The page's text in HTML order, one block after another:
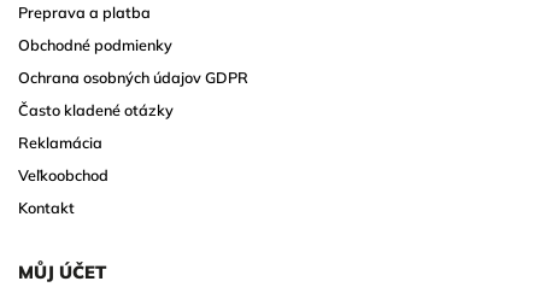
Preprava a platba
Obchodné podmienky
Ochrana osobných údajov GDPR
Často kladené otázky
Reklamácia
Veľkoobchod
Kontakt
MŮJ ÚČET